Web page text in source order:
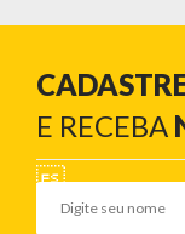
E RECEBA